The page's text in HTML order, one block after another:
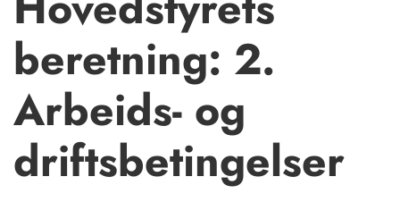
beretning: 2.
Arbeids- og
driftsbetingelser